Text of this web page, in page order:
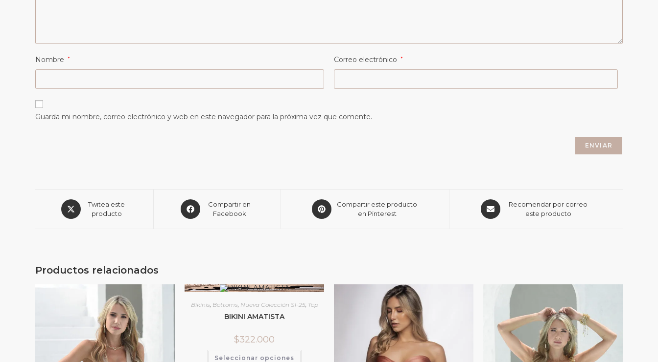
Nombre * Correo electrónico *
Guarda mi nombre, correo electrónico y web en este navegador para la próxima vez que comente.
Twitea este
producto
Compartir en
Facebook
Compartir este producto
en Pinterest
Recomendar por correo
este producto
Productos relacionados
Bikinis Bottoms Nueva Colección S1-25, Top
BIKINI AMATISTA
$322.000
Seleccionar opciones